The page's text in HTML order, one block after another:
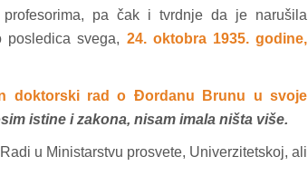
pa čak i tvrdnje da je narušila
posledica svega, 24. oktobra 1935. godine,
doktorski rad o Đordanu Brunu u svoje
istine i zakona, nisam imala ništa više.
u Ministarstvu prosvete, Univerzitetskoj, ali